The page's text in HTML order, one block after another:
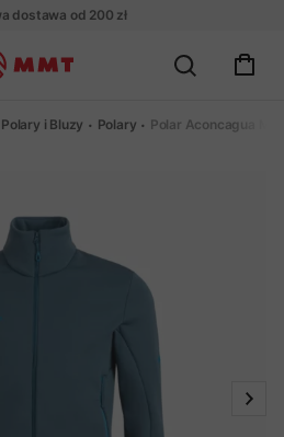
dostawa od 200 zł
Polary i Bluzy Polary Polar Aconcagua ML